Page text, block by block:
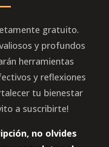
gratuito.
y profundos
herramientas
y reflexiones
tu bienestar
a suscribirte!
no olvides